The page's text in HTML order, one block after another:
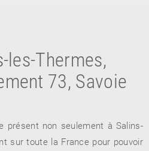
les-Thermes,
73, Savoie
présent non seulement à Salins-
sur toute la France pour pouvoir